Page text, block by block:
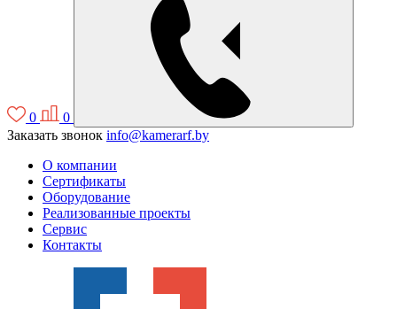
0
0
Заказать звонок info@kamerarf.by
О компании
Сертификаты
Оборудование
Реализованные проекты
Сервис
Контакты